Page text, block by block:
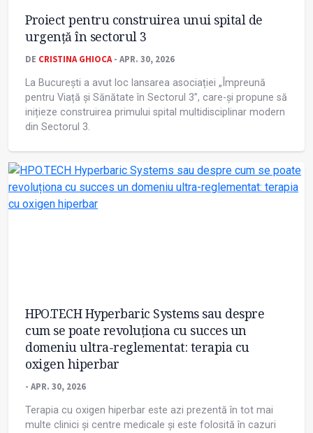
Proiect pentru construirea unui spital de
urgență în sectorul 3
DE CRISTINA GHIOCA- APR. 30, 2026
La București a avut loc lansarea asociației „Împreună
pentru Viață și Sănătate în Sectorul 3”, care-și propune să
inițieze construirea primului spital multidisciplinar modern
din Sectorul 3.
HPO.TECH Hyperbaric Systems sau despre
cum se poate revoluționa cu succes un
domeniu ultra-reglementat: terapia cu
oxigen hiperbar
- APR. 30, 2026
Terapia cu oxigen hiperbar este azi prezentă în tot mai
multe clinici și centre medicale și este folosită în cazuri